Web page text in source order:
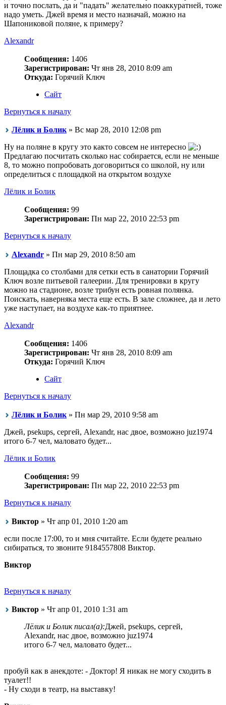
и точно послать, да и "падать" желательно поаккуратней, тоже
надо уметь. Джей время и место назначай, можно на
Шапониковой поляне, к примеру?
Alexandr
Сообщения: 1406
Зарегистрирован: Чт янв 28, 2010 8:09 am
Откуда: Горячий Ключ
Сайт
Вернуться к началу
Лёлик и Болик» Вс мар 28, 2010 12:08 pm
Ну на поляне в кругу это както совсем не интересно
Предлагаю посчитать сколько нас собирается, если не меньше
8, то можно попробовать договориться со школой, ну или
определиться с площадкой на открытом воздухе
Лёлик и Болик
Сообщения: 99
Зарегистрирован: Пн мар 22, 2010 22:53 pm
Вернуться к началу
Alexandr » Пн мар 29, 2010 8:50 am
Площадка со столбами для сетки есть в санатории Горячий
Ключ возле питьевой галеерии. Для тренировки в кругу
можно на стадионе, возле трибун есть ровная полянка.
Поискать, наверняка места еще есть. В зале сложнее, да и лето
уже наступает, на воздухе как-то приятнее.
Alexandr
Сообщения: 1406
Зарегистрирован: Чт янв 28, 2010 8:09 am
Откуда: Горячий Ключ
Сайт
Вернуться к началу
Лёлик и Болик » Пн мар 29, 2010 9:58 am
Джей, psekups, сергей, Alexandr, нас двое, возможно juz1974
итого 6-7 чел, маловато будет...
Лёлик и Болик
Сообщения: 99
Зарегистрирован: Пн мар 22, 2010 22:53 pm
Вернуться к началу
Виктор » Чт апр 01, 2010 1:20 am
если после 17:00, то и мня считайте. Если будете реально
сибираться, то звоните 9184557808 Виктор.
Виктор
Вернуться к началу
Виктор » Чт апр 01, 2010 1:31 am
Лёлик и Болик писал(а):Джей, psekups, сергей,
Alexandr, нас двое, возможно juz1974
итого 6-7 чел, маловато будет...
пробуй как в анекдоте: - Доктор! Я никак не могу сходить в
туалет!!
- Ну сходи в театр, на выставку!